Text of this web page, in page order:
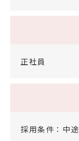
正社員
採用条件：中途